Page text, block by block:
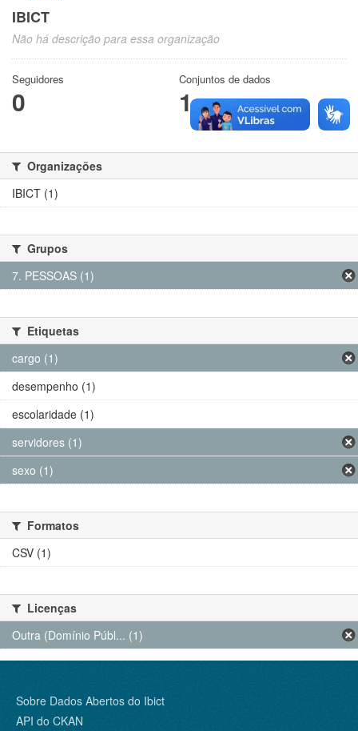
IBICT
Não há descrição para essa organização
Seguidores
0
Conjuntos de dados
1
Organizações
IBICT (1)
Grupos
7. PESSOAS (1)
Etiquetas
cargo (1)
desempenho (1)
escolaridade (1)
servidores (1)
sexo (1)
Formatos
CSV (1)
Licenças
Outra (Domínio Públ... (1)
Sobre Dados Abertos do Ibict
API do CKAN